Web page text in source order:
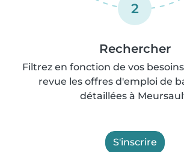
2
Rechercher
Filtrez en fonction de vos
revue les offres d'emploi de
détaillées à
S'inscrire